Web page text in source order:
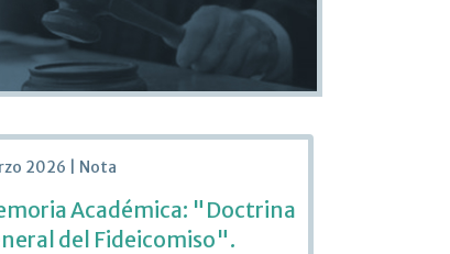
2026 | Nota
Académica: "Doctrina
del Fideicomiso".